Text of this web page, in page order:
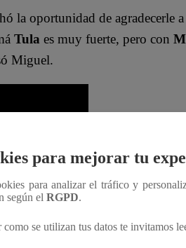
la oportunidad de agradecerle
Tula es muy fuerte, pero con
Miguel.
dupla, también”, añadió.
para mejorar tu
para analizar el tráfico y
según el RGPD.
como se utilizan tus datos te invitamos